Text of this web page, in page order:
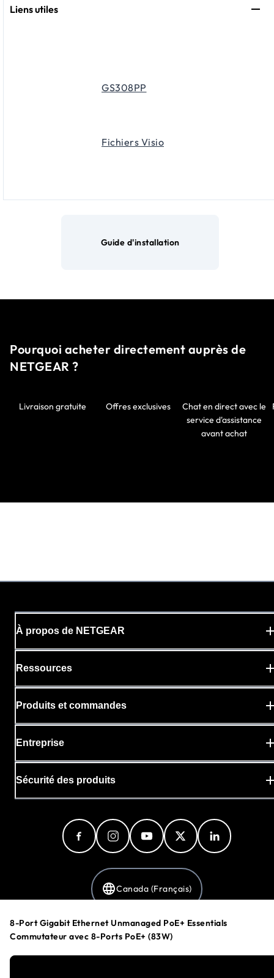
Liens utiles
GS308PP
Fichiers Visio
Guide d'installation
Pourquoi acheter directement auprès de
NETGEAR ?
Livraison gratuite Offres exclusives
Chat en direct avec le
service d'assistance
avant achat
8-Port Gigabit Ethernet Unmanaged PoE+ Essentials
Commutateur avec 8-Ports PoE+ (83W)
À propos de NETGEAR
Ressources
Produits et commandes
Entreprise
Sécurité des produits
Canada (Français)
Politique de confidentialité
Préférences en matière de cookies